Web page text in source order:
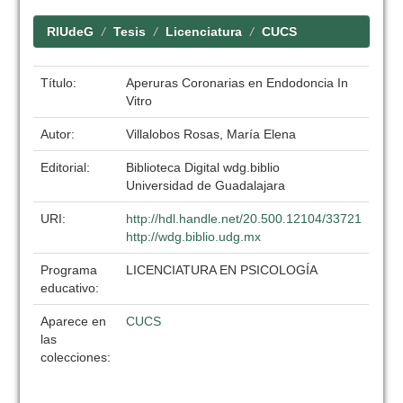
RIUdeG Tesis Licenciatura CUCS
Título:
Aperuras Coronarias en Endodoncia In
Vitro
Autor: Villalobos Rosas, María Elena
Editorial:
Biblioteca Digital wdg.biblio
Universidad de Guadalajara
URI:
http://hdl.handle.net/20.500.12104/33721
http://wdg.biblio.udg.mx
Programa
educativo:
LICENCIATURA EN PSICOLOGÍA
Aparece en
las
colecciones:
CUCS